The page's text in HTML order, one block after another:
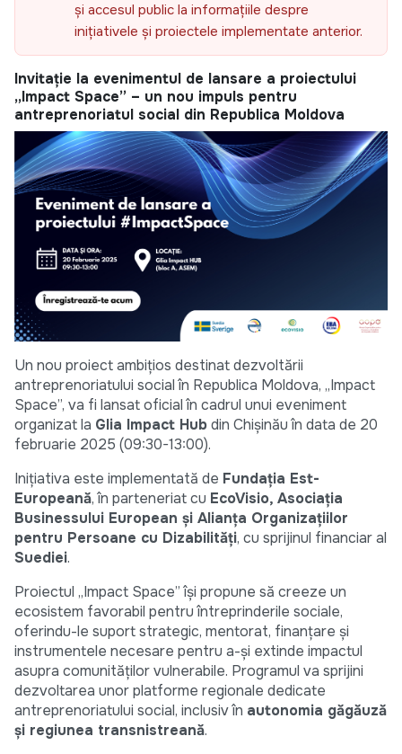
și accesul public la informațiile despre
inițiativele și proiectele implementate anterior.
Invitație la evenimentul de lansare a proiectului
„Impact Space” – un nou impuls pentru
antreprenoriatul social din Republica Moldova
Un nou proiect ambițios destinat dezvoltării
antreprenoriatului social în Republica Moldova, „Impact
Space”, va fi lansat oficial în cadrul unui eveniment
organizat la Glia Impact Hubdin Chișinău în data de 20
februarie 2025 (09:30-13:00).
Inițiativa este implementată de Fundația Est-
Europeană, în parteneriat cu EcoVisio, Asociația
Businessului European și Alianța Organizațiilor
pentru Persoane cu Dizabilități, cu sprijinul financiar al
Suediei.
Proiectul „Impact Space” își propune să creeze un
ecosistem favorabil pentru întreprinderile sociale,
oferindu-le suport strategic, mentorat, finanțare și
instrumentele necesare pentru a-și extinde impactul
asupra comunităților vulnerabile. Programul va sprijini
dezvoltarea unor platforme regionale dedicate
antreprenoriatului social, inclusiv în autonomia găgăuză
și regiunea transnistreană.